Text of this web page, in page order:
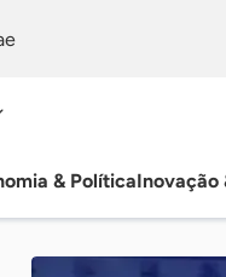
& PolíticaInovação